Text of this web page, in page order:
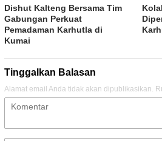
Dishut Kalteng Bersama Tim
Gabungan Perkuat
Pemadaman Karhutla di
Kumai
Tinggalkan Balasan
Alamat email Anda tidak akan dipublikasikan.